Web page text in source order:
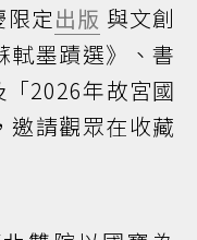
定出版 與文創
軾墨蹟選》、書
2026年故宮國
邀請觀眾在收藏